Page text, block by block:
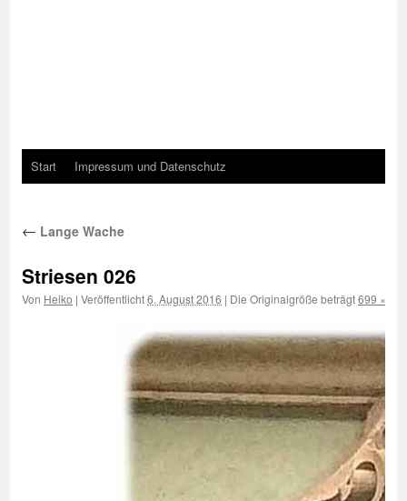
Start Impressum und Datenschutz
← Lange Wache
Striesen 026
Von Heiko | Veröffentlicht6. August 2016 | Die Originalgröße beträgt699 × 699